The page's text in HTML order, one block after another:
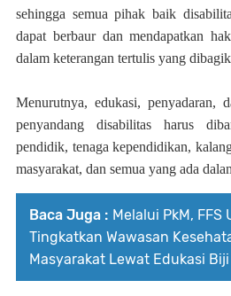
sehingga semua pihak baik
dapat berbaur dan mendapatkan
dalam keterangan tertulis yang
Menurutnya, edukasi, penyadaran,
penyandang disabilitas harus
pendidik, tenaga kependidikan,
masyarakat, dan semua yang ada
Baca Juga : Melalui PkM, FFS
Tingkatkan Wawasan
Masyarakat Lewat Edukasi Biji